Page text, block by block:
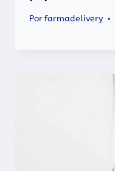
Porfarmadelivery